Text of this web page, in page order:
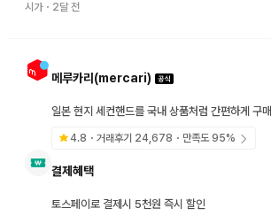
시가・ 2달 전
메루카리(mercari)
일본 현지 세컨핸드를 국내 상품처럼 간편하게 구매
4.8 ・거래후기 24,678 ・만족도95%
결제혜택
토스페이로 결제시 5천원 즉시 할인